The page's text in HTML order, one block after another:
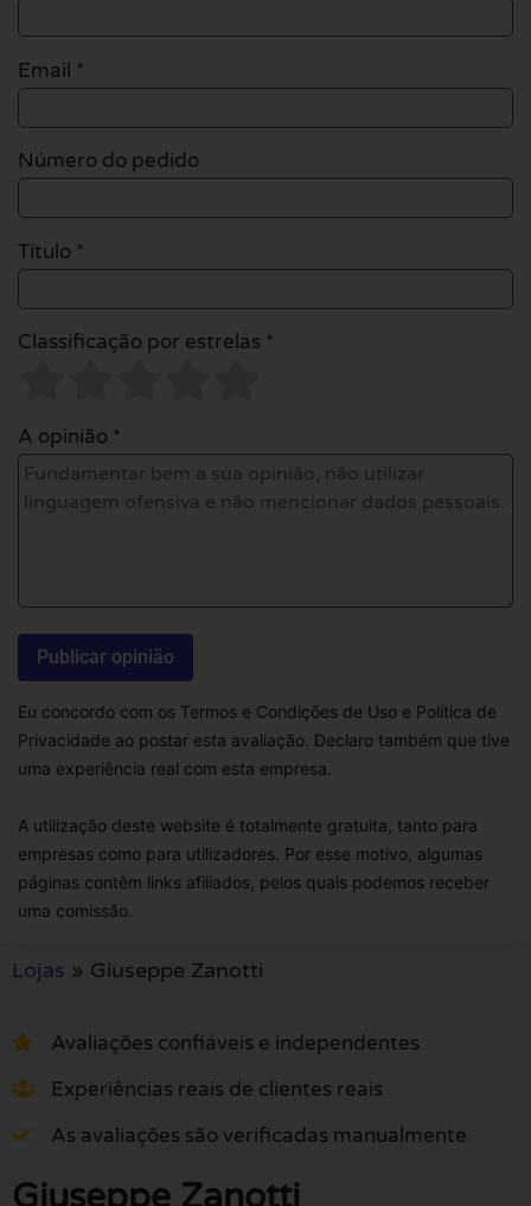
Email *
Número do pedido
Título *
Classificação por estrelas *
A opinião *
Eu concordo com os Termos e Condições de Uso e Política de
Privacidade ao postar esta avaliação. Declaro também que tive
uma experiência real com esta empresa.
A utilização deste website é totalmente gratuita, tanto para
empresas como para utilizadores. Por esse motivo, algumas
páginas contêm links afiliados, pelos quais podemos receber
uma comissão.
Lojas » Giuseppe Zanotti
Avaliações confiáveis e independentes
Experiências reais de clientes reais
As avaliações são verificadas manualmente
Giuseppe Zanotti